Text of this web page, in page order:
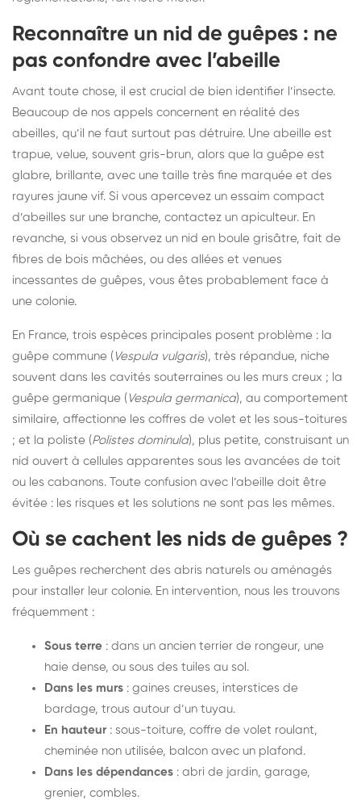
Reconnaître un nid de guêpes : ne
pas confondre avec l’abeille
Avant toute chose, il est crucial de bien identifier l’insecte.
Beaucoup de nos appels concernent en réalité des
abeilles, qu’il ne faut surtout pas détruire. Une abeille est
trapue, velue, souvent gris-brun, alors que la guêpe est
glabre, brillante, avec une taille très fine marquée et des
rayures jaune vif. Si vous apercevez un essaim compact
d’abeilles sur une branche, contactez un apiculteur. En
revanche, si vous observez un nid en boule grisâtre, fait de
fibres de bois mâchées, ou des allées et venues
incessantes de guêpes, vous êtes probablement face à
une colonie.
En France, trois espèces principales posent problème : la
guêpe commune ( Vespula vulgaris), très répandue, niche
souvent dans les cavités souterraines ou les murs creux ; la
guêpe germanique ( Vespula germanica), au comportement
similaire, affectionne les coffres de volet et les sous-toitures
; et la poliste (Polistes dominula), plus petite, construisant un
nid ouvert à cellules apparentes sous les avancées de toit
ou les cabanons. Toute confusion avec l’abeille doit être
évitée : les risques et les solutions ne sont pas les mêmes.
Où se cachent les nids de guêpes ?
Les guêpes recherchent des abris naturels ou aménagés
pour installer leur colonie. En intervention, nous les trouvons
fréquemment :
Sous terre : dans un ancien terrier de rongeur, une
haie dense, ou sous des tuiles au sol.
Dans les murs : gaines creuses, interstices de
bardage, trous autour d’un tuyau.
En hauteur : sous-toiture, coffre de volet roulant,
cheminée non utilisée, balcon avec un plafond.
Dans les dépendances : abri de jardin, garage,
grenier, combles.